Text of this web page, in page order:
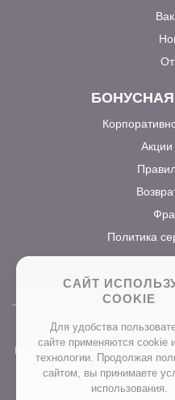
Акции
Политика
Вся текстовая информация и
на сайте интернет-
«ПРОСТОБУКЕТ» ОГРН
использование контента без
САЙТ
COOKIE
Для удобства
сайте применяются сookie
технологии. Продолжая
сайтом, вы принимаете
использования.